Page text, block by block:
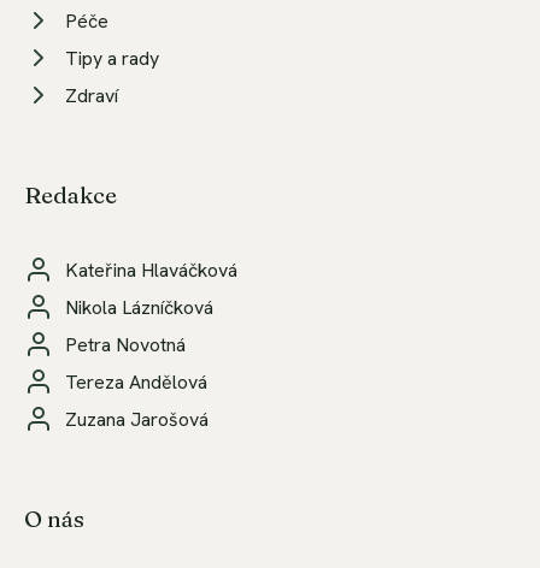
Péče
Tipy a rady
Zdraví
Redakce
Kateřina Hlaváčková
Nikola Lázníčková
Petra Novotná
Tereza Andělová
Zuzana Jarošová
O nás